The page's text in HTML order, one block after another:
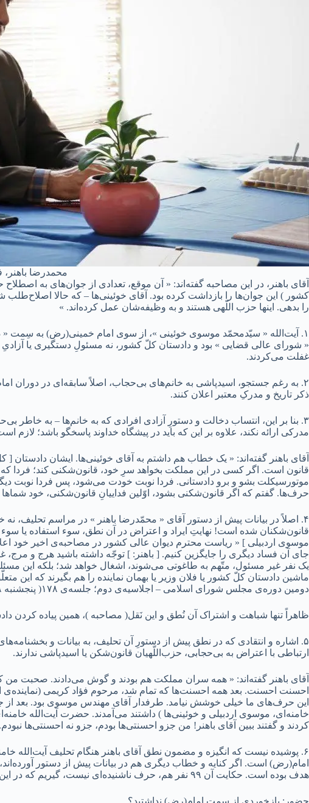
محمدرضا
آقای باهنر، در این مصاحبه گفته‌اند: « آن موقع، تعدادی از جوان‌های به
کشور ) این جوان‌ها را بازداشت کرده بود. آقای خوئینی‌ها – که حالا اصلاح‌طلب
را بدهی. اینها حزب اللّهی هستند و به وظیفه‌شان عمل کرده‌اند. »
۱. آیت‌الله « سیّدمحمّد موسوی خوئینی »، از سوی امام خمینی(رض) به
« شورای عالی قضایی » بود و دادستان کلّ کشور، نه مسئولِ دستگیری یا
غفلت می‌کردند.
ذکر تاریخ و مدرکِ معتبر اعلان کنند.
۳. بنا بر این، انتساب دخالت و دستورِ آزادی افرادی که به خانم‌ها – به
مدرکی ارائه نکند، علاوه بر این که باید در پیشگاه خداوند پاسخگو باشد؛
آقای باهنر گفته‌اند: « یک خطاب هم داشتم به آقای خوئینی‌ها. ایشان
قانون است. اگر کسی در این مملکت بخواهد سرِ خود، قانون‌شکنی کند؛ فردا
حرف‌ها. گفتم که اگر قانون‌شکنی بشود، اوّلین فداییانِ قانون‌شکنی، خود
قانون‌شکنان شده است! نهایتِ ایراد و اعتراض در آن نطق، سوء استفاده یا
موسوی اردبیلی ] « ریاست محترم دیوان عالی کشور در مصاحبه‌ی اخیر خود
جای آن فساد دیگری را جایگزین کنیم. [ باهنر: ] توجّه داشته باشید هرج و
یک نفر غیر مسئول، متّهم به طاغوتی می‌شوند، اشغال خواهد شد؛ بلکه این
ماشین دادستان کلّ کشور یا فلان وزیر یا بهمان نماینده را هم بگیرند که
دومین دوره‌ی مجلس شورای اسلامی – اجلاسیه‌ی دوم؛ جلسه‌‌ی ۱۷۸( پنجشنبه ۱۳۶۴/۷/۱۸ )
ظاهراً تنها شباهت و اشتراک آن نُطق و این نَقل( مصاحبه )، همین پیاده کردن
ارتباطی با اعتراض به بی‌‎حجابی، حزب‌اللّهیان قانون‌شکن یا اسیدپاشی ندارند.
آقای باهنر گفته‌اند: « همه سران مملکت هم بودند و گوش می‌دادند. صحبت
احسنت احسنت. بعد همه احسنت‌ها که تمام شد، مرحوم فؤاد کریمی
این حرف‌های ما خیلی خوشش نیامد. طرفدار آقای مهندس موسوی بود. بعد از
کردند و گفتند ببین آقای باهنر! من جزو احسنتی‌ها بودم، جزو نه احسنتی‌ها
۶. پوشیده نیست که انگیزه و مضمون نطق آقای باهنر هنگام تحلیف آیت‌الله
امام(رض) است. اگر کنایه و خطاب دیگری هم در بیانات پیش از دستور
هدف بوده است. حکایت آن ۹۹ نفر هم، حرف ناشنیده‌ای نیست، گیریم که در این ۳۴ سال، قُبحش ریخته و تلخی‌اش مانده باشد.
حضور: بازخوردی از سمتِ امام(رض) نداشتید؟